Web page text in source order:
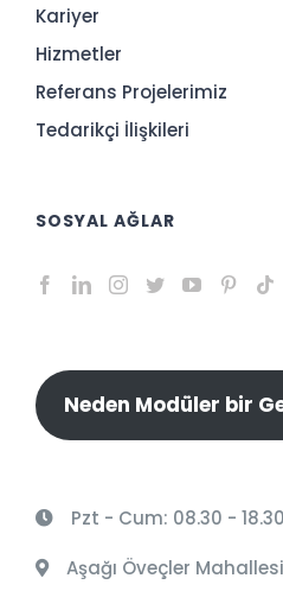
Kariyer
Hizmetler
Referans Projelerimiz
Tedarikçi İlişkileri
SOSYAL AĞLAR
Neden Modüler bir
Pzt - Cum: 08.30 - 18.30
Aşağı Öveçler